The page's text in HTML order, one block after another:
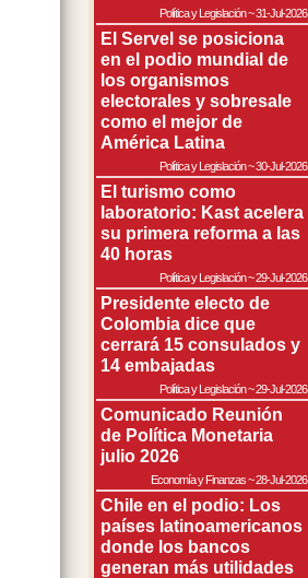
Política y Legislación~31-Jul-2026
El Servel se posiciona
en el podio mundial de
los organismos
electorales y sobresale
como el mejor de
América Latina
Política y Legislación~30-Jul-2026
El turismo como
laboratorio: Kast acelera
su primera reforma a las
40 horas
Política y Legislación~29-Jul-2026
Presidente electo de
Colombia dice que
cerrará 15 consulados y
14 embajadas
Política y Legislación~29-Jul-2026
Comunicado Reunión
de Política Monetaria
julio 2026
Economía y Finanzas~28-Jul-2026
Chile en el podio: Los
países latinoamericanos
donde los bancos
generan más utilidades